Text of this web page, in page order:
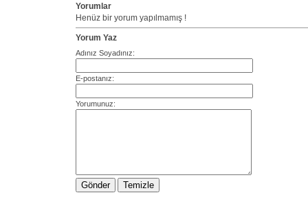
Yorumlar
Henüz bir yorum yapılmamış !
Yorum Yaz
Adınız Soyadınız:
E-postanız:
Yorumunuz: